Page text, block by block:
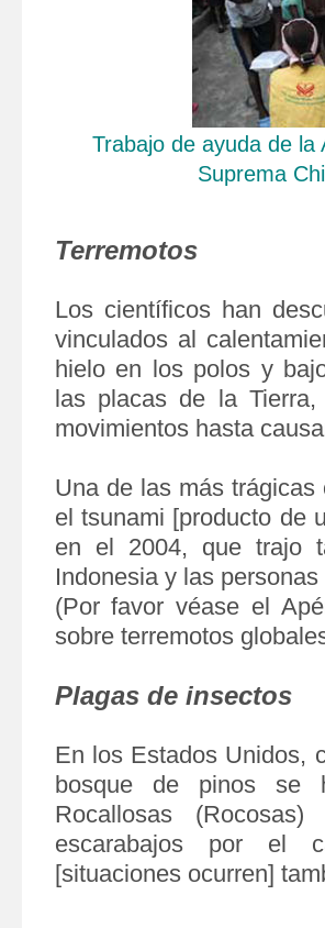
Trabajo de ayuda de la
Suprema
Terremotos
Los científicos han
vinculados al
hielo en los polos y
las placas de la
movimientos hasta
Una de las más
el tsunami [producto de
en el 2004, que trajo
Indonesia y las personas
(Por favor véase el
sobre terremotos
Plagas de insectos
En los Estados Unidos,
bosque de pinos se
Rocallosas
escarabajos por el
[situaciones ocurren]